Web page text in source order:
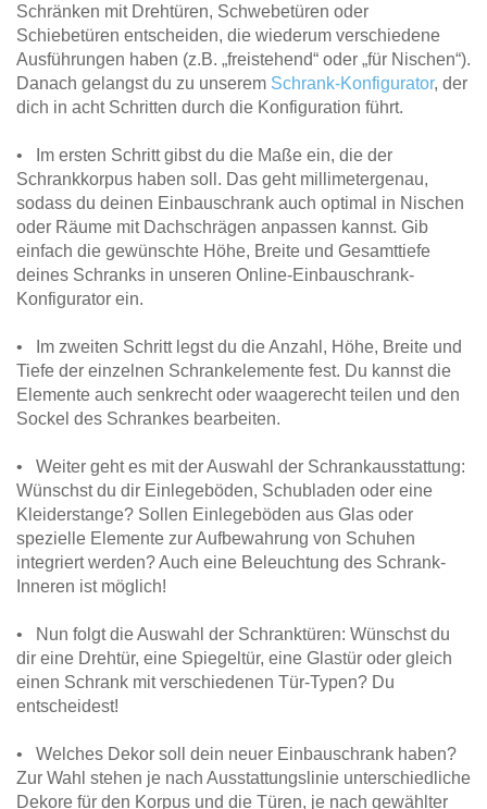
Schränken mit Drehtüren, Schwebetüren oder
Schiebetüren entscheiden, die wiederum verschiedene
Ausführungen haben (z.B. „freistehend“ oder „für Nischen“).
Danach gelangst du zu unserem Schrank-Konfigurator, der
dich in acht Schritten durch die Konfiguration führt.
• Im ersten Schritt gibst du die Maße ein, die der
Schrankkorpus haben soll. Das geht millimetergenau,
sodass du deinen Einbauschrank auch optimal in Nischen
oder Räume mit Dachschrägen anpassen kannst. Gib
einfach die gewünschte Höhe, Breite und Gesamttiefe
deines Schranks in unseren Online-Einbauschrank-
Konfigurator ein.
• Im zweiten Schritt legst du die Anzahl, Höhe, Breite und
Tiefe der einzelnen Schrankelemente fest. Du kannst die
Elemente auch senkrecht oder waagerecht teilen und den
Sockel des Schrankes bearbeiten.
• Weiter geht es mit der Auswahl der Schrankausstattung:
Wünschst du dir Einlegeböden, Schubladen oder eine
Kleiderstange? Sollen Einlegeböden aus Glas oder
spezielle Elemente zur Aufbewahrung von Schuhen
integriert werden? Auch eine Beleuchtung des Schrank-
Inneren ist möglich!
• Nun folgt die Auswahl der Schranktüren: Wünschst du
dir eine Drehtür, eine Spiegeltür, eine Glastür oder gleich
einen Schrank mit verschiedenen Tür-Typen? Du
entscheidest!
• Welches Dekor soll dein neuer Einbauschrank haben?
Zur Wahl stehen je nach Ausstattungslinie unterschiedliche
Dekore für den Korpus und die Türen, je nach gewählter